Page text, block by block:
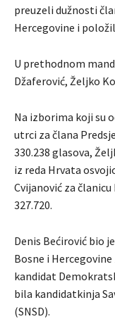
preuzeli dužnosti
Hercegovine i
U prethodnom
Džaferović, Željko
Na izborima koji su
utrci za člana
330.238 glasova,
iz reda Hrvata
Cvijanović za
327.720.
Denis Bećirović bio
Bosne i
kandidat
bila kandidatkinja
(SNSD).